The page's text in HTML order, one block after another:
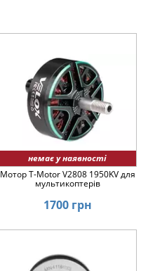
немає у наявності
Мотор T-Motor V2808 1950KV для
мультикоптерів
1700 грн